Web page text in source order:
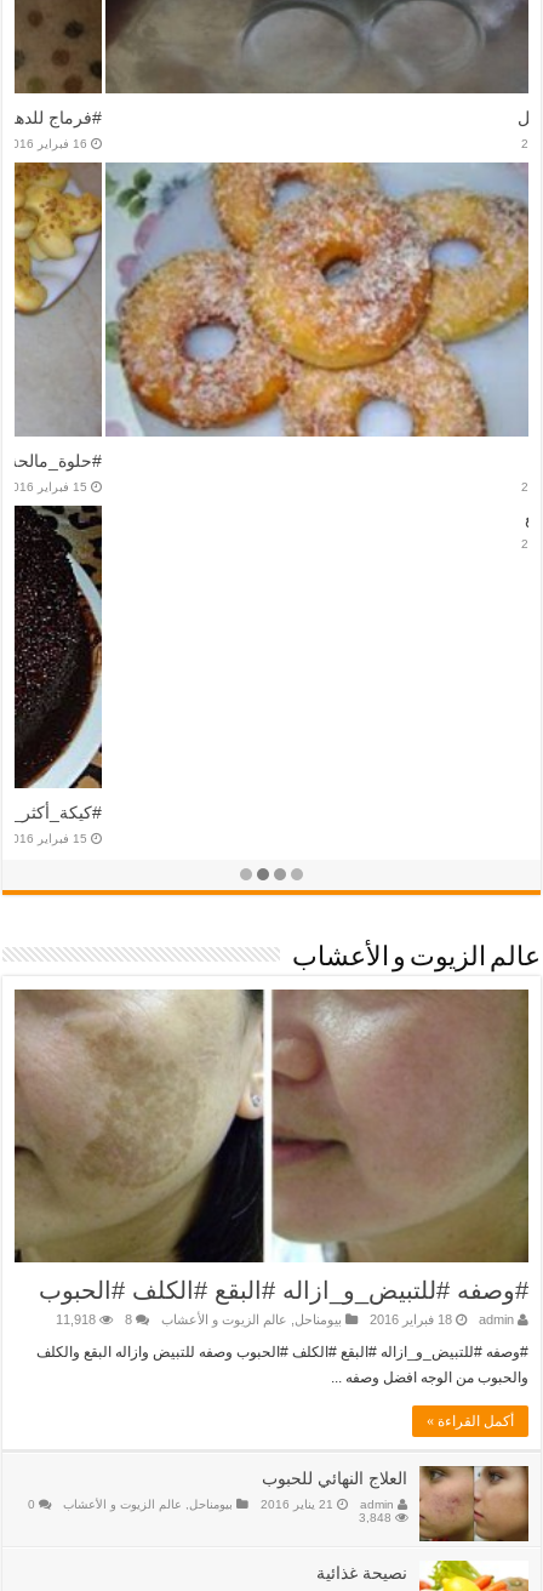
#رايب #ساهل
مقروط #رائع
عالم الزيوت و الأعشاب
#وصفه #للتبيض_و_ازاله #البقع #الكلف #الحبوب
admin 18 فبراير 2016 بيومناحل, عالم الزيوت و الأعشاب 8
11,918
#وصفه #للتبيض_و_ازاله #البقع #الكلف #الحبوب وصفه للتبيض وازاله البقع والكلف
والحبوب من الوجه افضل وصفه ...
أكمل القراءة »
العلاج النهائي للحبوب
admin 21 يناير 2016 بيومناحل, عالم الزيوت و الأعشاب
0
3,848
نصيحة غذائية‬